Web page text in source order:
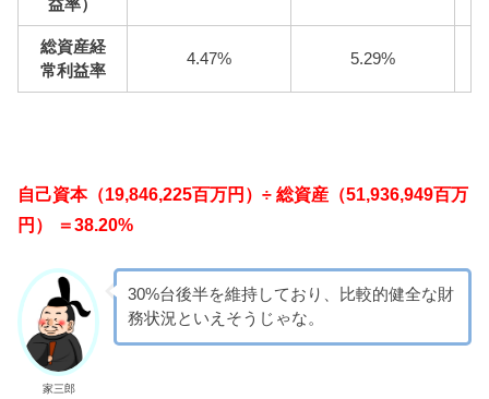
益率）
総資産経
常利益率
4.47% 5.29%
自己資本（19,846,225百万円）÷ 総資産（51,936,949百万
円） ＝38.20%
家三郎
30%台後半を維持しており、比較的健全な財
務状況といえそうじゃな。